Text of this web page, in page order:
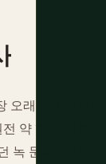
래되고 정교
약 1500년부
녹 문화는 사